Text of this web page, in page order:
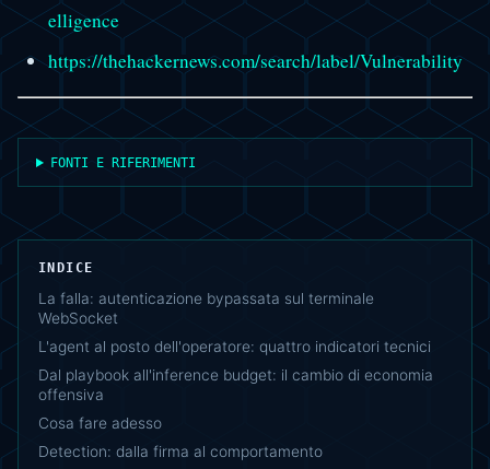
elligence
https://thehackernews.com/search/label/Vulnerability
FONTI E RIFERIMENTI
INDICE
La falla: autenticazione bypassata sul terminale
WebSocket
L'agent al posto dell'operatore: quattro indicatori tecnici
Dal playbook all'inference budget: il cambio di economia
offensiva
Cosa fare adesso
Detection: dalla firma al comportamento